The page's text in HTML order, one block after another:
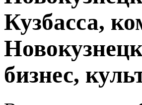
Кузбасса,
бизнес,